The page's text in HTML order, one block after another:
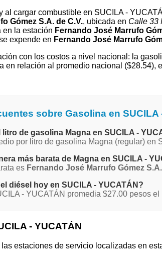
al cargar combustible en SUCILA -
Gómez S.A. de C.V., ubicada en Calle 33
en la estación Fernando José Marrufo
expende en Fernando José Marrufo
con los costos a nivel nacional: la
en relación al promedio nacional
sobre Gasolina en SUCILA
de gasolina Magna en SUCILA -
por litro de gasolina Magna (regular) en
más barata de Magna en SUCILA -
es Fernando José Marrufo Gómez
diésel hoy en SUCILA - YUCATÁN?
- YUCATÁN promedia $27.00 pesos el
- YUCATÁN
estaciones de servicio localizadas en